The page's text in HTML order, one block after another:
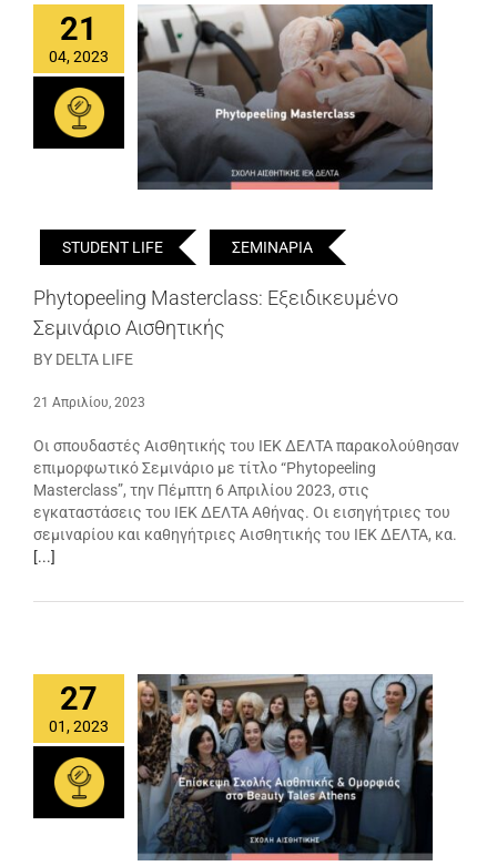
21
04, 2023
STUDENT LIFE ΣΕΜΙΝΑΡΙΑ
Phytopeeling Masterclass: Εξειδικευμένο
Σεμινάριο Αισθητικής
BY DELTA LIFE
21 Απριλίου, 2023
Οι σπουδαστές Αισθητικής του ΙΕΚ ΔΕΛΤΑ παρακολούθησαν
επιμορφωτικό Σεμινάριο με τίτλο “Phytopeeling
Masterclass”, την Πέμπτη 6 Απριλίου 2023, στις
εγκαταστάσεις του ΙΕΚ ΔΕΛΤΑ Αθήνας. Οι εισηγήτριες του
σεμιναρίου και καθηγήτριες Αισθητικής του ΙΕΚ ΔΕΛΤΑ, κα.
[...]
27
01, 2023